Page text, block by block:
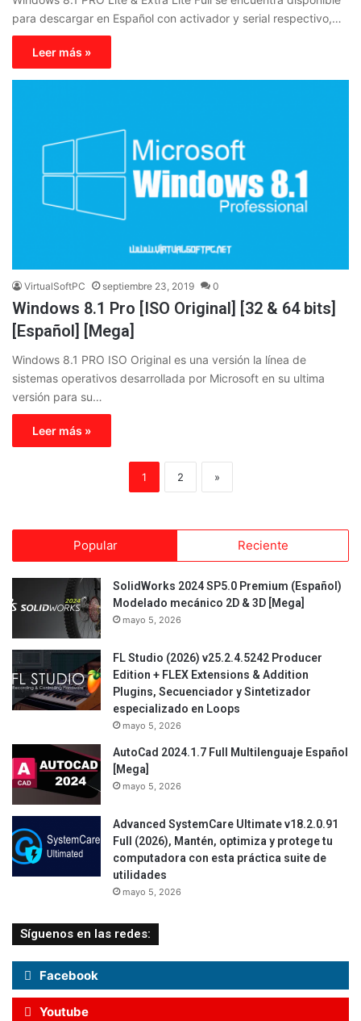
para descargar en Español con activador y serial respectivo,…
Leer más »
VirtualSoftPC septiembre 23, 2019 0
Windows 8.1 Pro [ISO Original] [32 & 64 bits]
[Español] [Mega]
Windows 8.1 PRO ISO Original es una versión la línea de
sistemas operativos desarrollada por Microsoft en su ultima
versión para su…
Leer más »
1 2 »
Popular Reciente
SolidWorks 2024 SP5.0 Premium (Español)
Modelado mecánico 2D & 3D [Mega]
mayo 5, 2026
FL Studio (2026) v25.2.4.5242 Producer
Edition + FLEX Extensions & Addition
Plugins, Secuenciador y Sintetizador
especializado en Loops
mayo 5, 2026
AutoCad 2024.1.7 Full Multilenguaje Español
[Mega]
mayo 5, 2026
Advanced SystemCare Ultimate v18.2.0.91
Full (2026), Mantén, optimiza y protege tu
computadora con esta práctica suite de
utilidades
mayo 5, 2026
Síguenos en las redes:
Facebook
Youtube